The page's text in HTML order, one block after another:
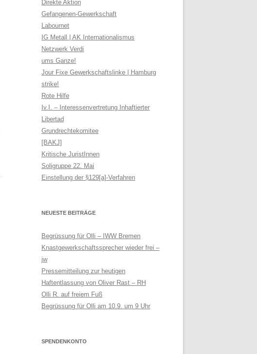
Direkte Aktion
Gefangenen-Gewerkschaft
Labournet
IG Metall | AK Internationalismus
Netzwerk Verdi
ums Ganze!
Jour Fixe Gewerkschaftslinke | Hamburg
strike!
Rote Hilfe
Iv.I. – Interessenvertretung Inhaftierter
Libertad
Grundrechtekomitee
[BAKJ]
Kritische JuristInnen
Soligruppe 22. Mai
Einstellung der §129[a]-Verfahren
NEUESTE BEITRÄGE
Begrüssung für Olli – IWW Bremen
Knastgewerkschaftssprecher wieder frei –
jw
Pressemitteilung zur heutigen
Haftentlassung von Oliver Rast – RH
Olli R. auf freiem Fuß
Begrüssung für Olli am 10.9. um 9 Uhr
SPENDENKONTO